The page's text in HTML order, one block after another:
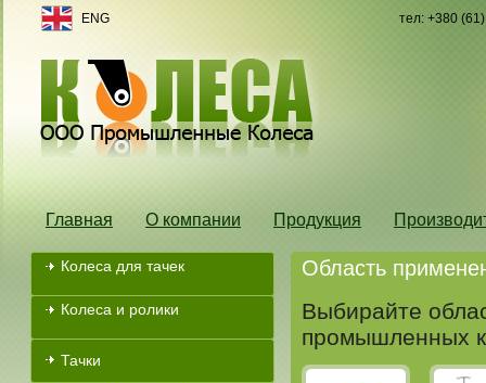
тел: +380
Главная О компании Продукция
ENG
Область
Выбирайте
промышленных
Колеса для тачек
Колеса и ролики
Тачки